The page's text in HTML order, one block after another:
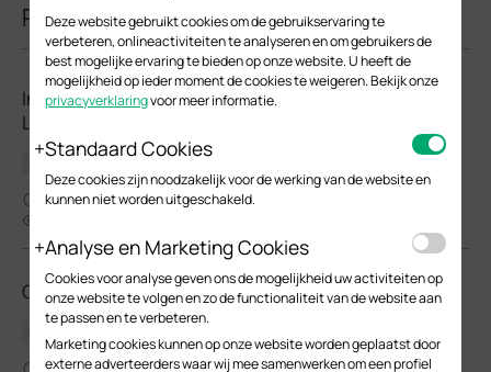
Related Documents
Indoor&Outdoor&Wall&Extender AP(EU2_16
Languages)
Hardware Installation Guide
07-29-2024
Outdoor AP(EU1_12 Languages)_Installation Guide
Hardware Installation Guide
Deze website gebruikt cookies om de gebruikservaring te
verbeteren, onlineactiviteiten te analyseren en om gebruikers de
best mogelijke ervaring te bieden op onze website. U heeft de
mogelijkheid op ieder moment de cookies te weigeren. Bekijk onze
privacyverklaringvoor meer informatie.
Standaard Cookies
Deze cookies zijn noodzakelijk voor de werking van de website en
kunnen niet worden uitgeschakeld.
Analyse en Marketing Cookies
Cookies voor analyse geven ons de mogelijkheid uw activiteiten op
onze website te volgen en zo de functionaliteit van de website aan
te passen en te verbeteren.
Marketing cookies kunnen op onze website worden geplaatst door
externe adverteerders waar wij mee samenwerken om een profiel